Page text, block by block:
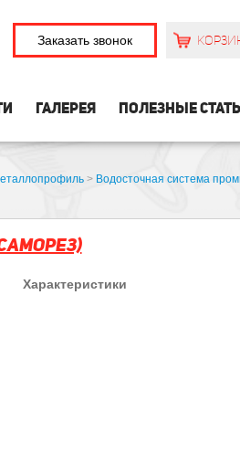
Заказать звонок
ГАЛЕРЕЯ ПОЛЕЗНЫЕ
> Водосточная система
Характеристики